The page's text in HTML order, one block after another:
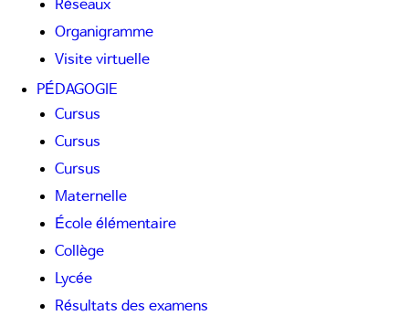
Réseaux
Organigramme
Visite virtuelle
PÉDAGOGIE
Cursus
Cursus
Cursus
Maternelle
École élémentaire
Collège
Lycée
Résultats des examens